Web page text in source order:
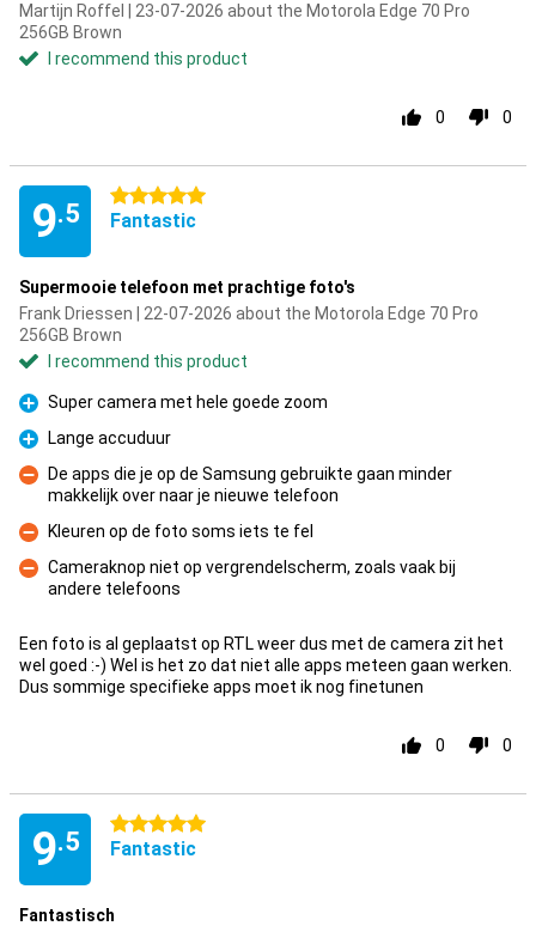
Martijn Roffel | 23-07-2026 about the Motorola Edge 70 Pro
256GB Brown
I recommend this product
0 0
9.5
5 stars
Fantastic
Supermooie telefoon met prachtige foto's
Frank Driessen | 22-07-2026 about the Motorola Edge 70 Pro
256GB Brown
I recommend this product
Pro
Super camera met hele goede zoom
Pro
Lange accuduur
Con
De apps die je op de Samsung gebruikte gaan minder
makkelijk over naar je nieuwe telefoon
Con
Kleuren op de foto soms iets te fel
Con
Cameraknop niet op vergrendelscherm, zoals vaak bij
andere telefoons
Een foto is al geplaatst op RTL weer dus met de camera zit het
wel goed :-) Wel is het zo dat niet alle apps meteen gaan werken.
Dus sommige specifieke apps moet ik nog finetunen
0 0
9.5
5 stars
Fantastic
Fantastisch